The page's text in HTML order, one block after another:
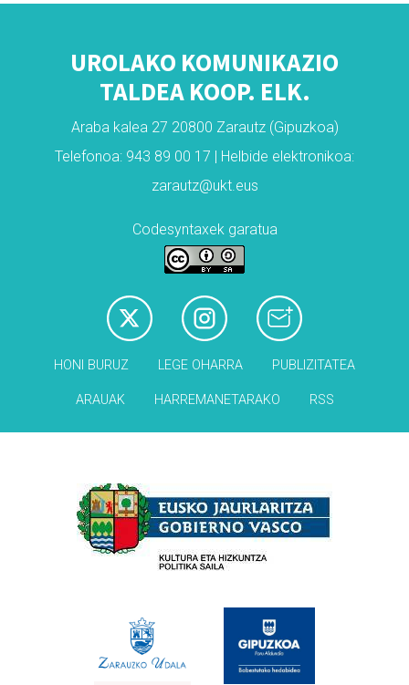
UROLAKO KOMUNIKAZIO
TALDEA KOOP. ELK.
Araba kalea 27 20800 Zarautz (Gipuzkoa)
Telefonoa: 943 89 00 17 | Helbide elektronikoa:
zarautz@ukt.eus
Codesyntaxek garatua
HONI BURUZ LEGE OHARRA PUBLIZITATEA
ARAUAK HARREMANETARAKO RSS